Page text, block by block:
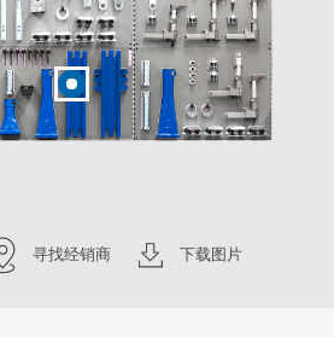
寻找经销商 下载图片